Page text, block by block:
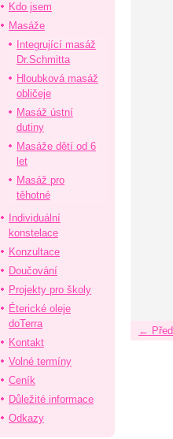
←
Kdo jsem
Masáže
Integrující masáž
Dr.Schmitta
Hloubková masáž
obličeje
Masáž ústní
dutiny
Masáže dětí od 6
let
Masáž pro
těhotné
Individuální
konstelace
Konzultace
Doučování
Projekty pro školy
Éterické oleje
doTerra
Kontakt
Volné termíny
Ceník
Důležité informace
Odkazy